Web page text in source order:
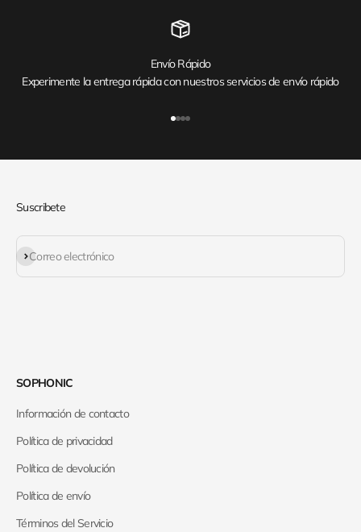
Envío Rápido
Experimente la entrega rápida con nuestros servicios de envío rápido
Suscribete
Correo electrónico
Suscribirse
SOPHONIC
Información de contacto
Política de privacidad
Política de devolución
Política de envío
Términos del Servicio